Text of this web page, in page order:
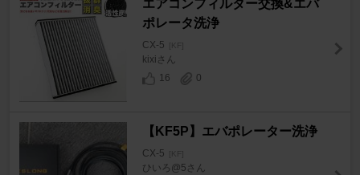
エアコンフィルター交換&エバ
ポレータ洗浄
CX-5 [KF]
kixiさん
16
0
【KF5P】エバポレーター洗浄
CX-5 [KF]
ひいろ@5さん